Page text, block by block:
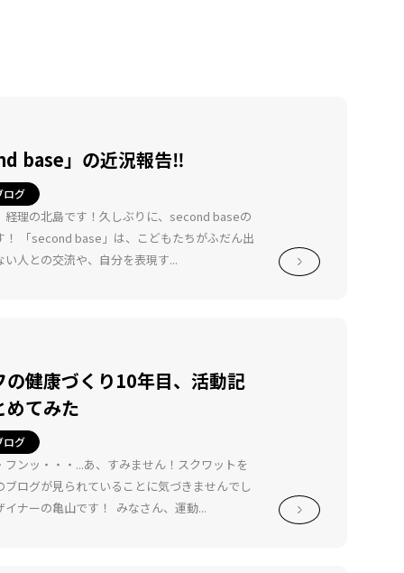
base」の近況報告‼
ログ
経理の北島です！久しぶりに、second baseの
！ 「second base」は、こどもたちがふだん出
い人との交流や、自分を表現す...
の健康づくり10年目、活動記
めてみた
ログ
フンッ・・・...あ、すみません！スクワットを
ブログが見られていることに気づきませんでし
イナーの亀山です！ みなさん、運動...